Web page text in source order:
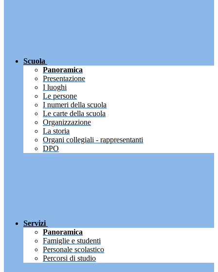
Scuola
Panoramica
Presentazione
I luoghi
Le persone
I numeri della scuola
Le carte della scuola
Organizzazione
La storia
Organi collegiali - rappresentanti
DPO
Servizi
Panoramica
Famiglie e studenti
Personale scolastico
Percorsi di studio